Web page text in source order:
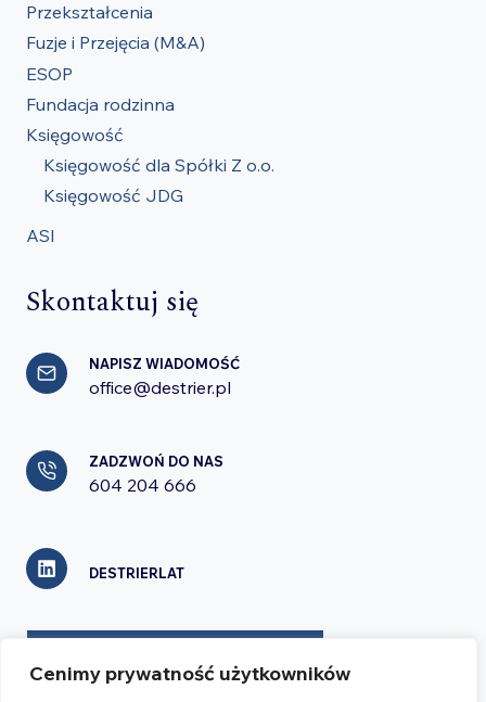
Cenimy prywatność użytkowników
Przekształcenia
Fuzje i Przejęcia (M&A)
ESOP
Fundacja rodzinna
Księgowość
Księgowość dla Spółki Z o.o.
Księgowość JDG
ASI
Skontaktuj się
NAPISZ WIADOMOŚĆ
office@destrier.pl
ZADZWOŃ DO NAS
604 204 666
DESTRIERLAT
FORMULARZ KONTAKTOWY